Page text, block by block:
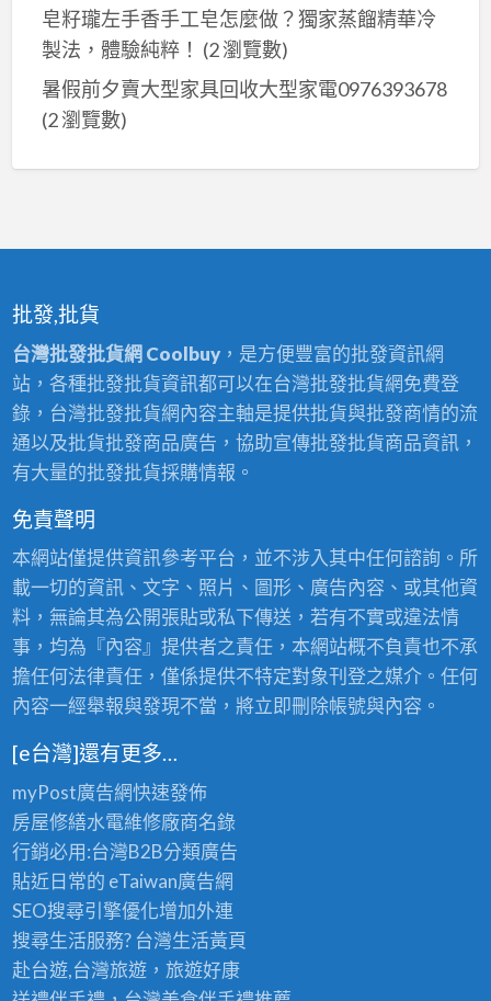
皂籽瓏左手香手工皂怎麼做？獨家蒸餾精華冷
製法，體驗純粹！ (2 瀏覽數)
暑假前夕賣大型家具回收大型家電0976393678
(2 瀏覽數)
批發,批貨
台灣批發批貨網 Coolbuy，是方便豐富的批發資訊網
站，各種批發批貨資訊都可以在台灣批發批貨網免費登
錄，台灣批發批貨網內容主軸是提供批貨與批發商情的流
通以及批貨批發商品廣告，協助宣傳批發批貨商品資訊，
有大量的批發批貨採購情報。
免責聲明
本網站僅提供資訊參考平台，並不涉入其中任何諮詢。所
載一切的資訊、文字、照片、圖形、廣告內容、或其他資
料，無論其為公開張貼或私下傳送，若有不實或違法情
事，均為『內容』提供者之責任，本網站概不負責也不承
擔任何法律責任，僅係提供不特定對象刊登之媒介。任何
內容一經舉報與發現不當，將立即刪除帳號與內容。
[e台灣]還有更多…
myPost廣告網快速發佈
房屋修繕水電維修廠商名錄
行銷必用:台灣B2B分類廣告
貼近日常的 eTaiwan廣告網
SEO搜尋引擎優化增加外連
搜尋生活服務? 台灣生活黃頁
赴台遊,台灣旅遊，旅遊好康